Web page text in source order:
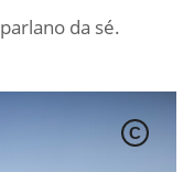
parlano da sé.
C